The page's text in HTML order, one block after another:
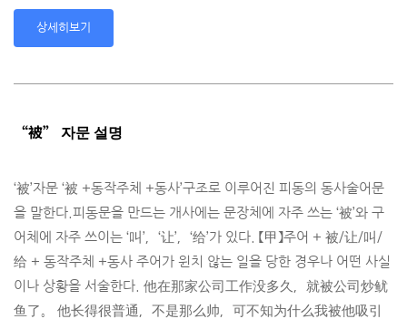
상세히보기
“被” 자문 설명
‘被’자문 ‘被 +동작주체 +동사’구조로 이루어진 피동의 동사술어문
을 말한다.피동문을 만드는 개사에는 문장체에 자주 쓰는 ‘被’와 구
어체에 자주 쓰이는 ‘叫’，‘让’，‘给’가 있다. 【甲】주어 + 被/让/叫/
给 + 동작주체 +동사 주어가 윈치 않는 일을 당한 경우나 어떤 사실
이나 상황을 서술한다. 他在那家公司工作没多久，就被公司炒鱿
鱼了。 他长得很普通，不是那么帅，可不知为什么我被他吸引